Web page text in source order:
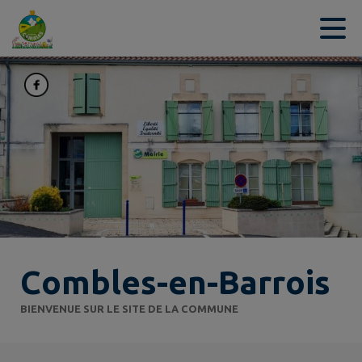
Contenu
Combles-en-Barrois
BIENVENUE SUR LE SITE DE LA COMMUNE